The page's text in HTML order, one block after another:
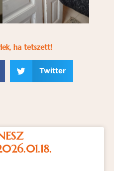
ha tetszett!
Twitter